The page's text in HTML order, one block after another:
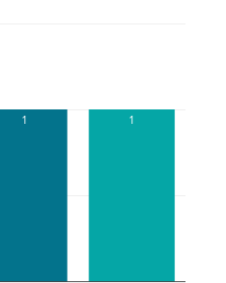
1 1